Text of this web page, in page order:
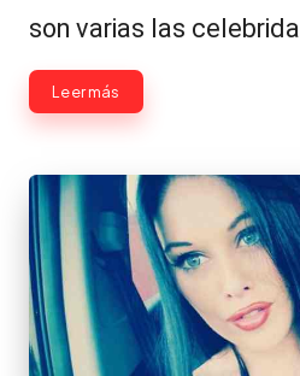
s
|
L
a
C
V
C
son varias las
Leer más